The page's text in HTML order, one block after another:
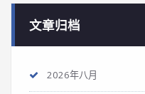
文章归档
2026年八月